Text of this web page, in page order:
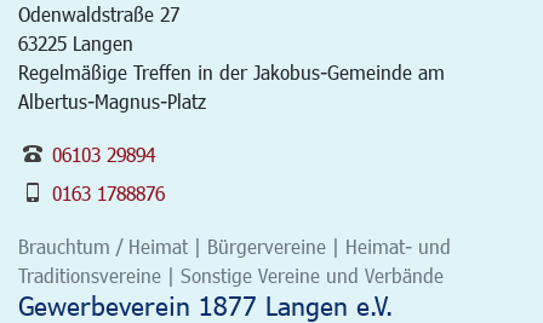
Odenwaldstraße 27
63225 Langen
Regelmäßige Treffen in der Jakobus-Gemeinde am
Albertus-Magnus-Platz
06103 29894
0163 1788876
Brauchtum / Heimat | Bürgervereine | Heimat- und
Traditionsvereine | Sonstige Vereine und Verbände
Gewerbeverein 1877 Langen e.V.